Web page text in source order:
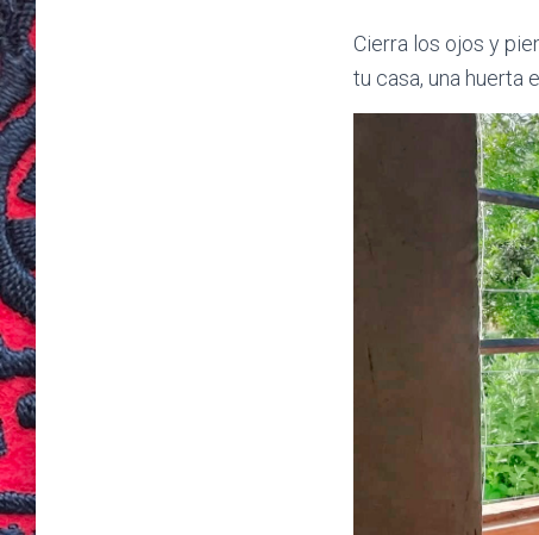
Cierra los ojos y
tu casa, una huerta